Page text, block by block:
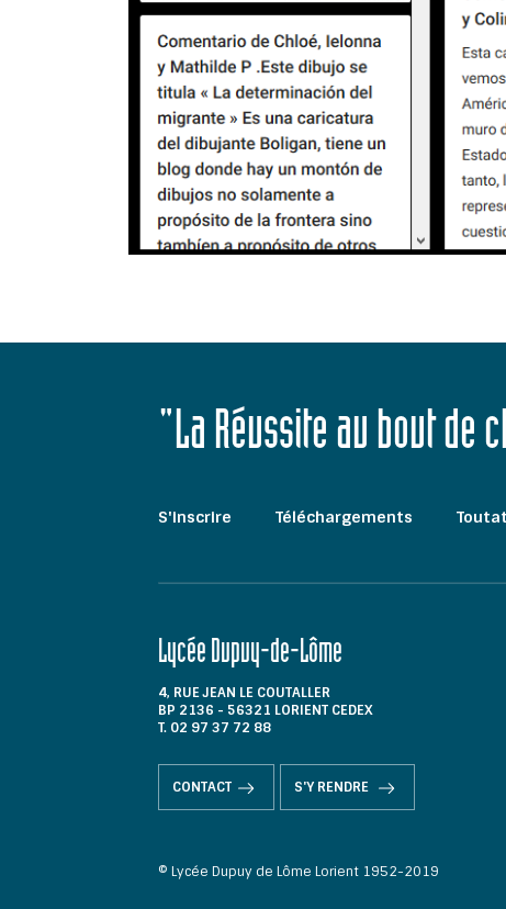
"La Réussite au bout de
S'inscrire Téléchargements
Lycée Dupuy-de-Lôme
4, RUE JEAN LE COUTALLER
BP 2136 - 56321 LORIENT CEDEX
T. 02 97 37 72 88
CONTACT S'Y RENDRE
© Lycée Dupuy de Lôme Lorient 1952-2019